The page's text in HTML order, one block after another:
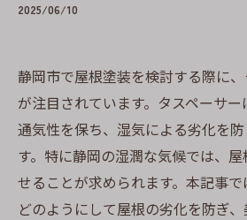
2025/06/10
静岡市で屋根塗装を検討する際に
が注目されています。タスペーサ
通気性を保ち、湿気による劣化を
す。特に静岡の湿潤な気候では、
せることが求められます。本記事
どのようにして屋根の劣化を防ぎ、